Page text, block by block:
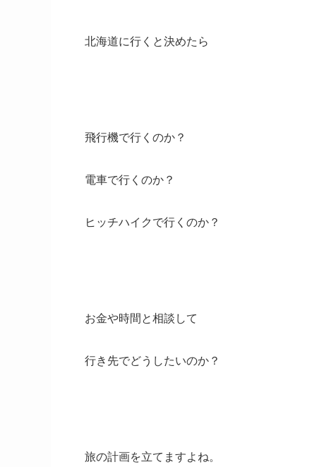
北海道に行くと決めたら
飛行機で行くのか？
電車で行くのか？
ヒッチハイクで行くのか？
お金や時間と相談して
行き先でどうしたいのか？
旅の計画を立てますよね。